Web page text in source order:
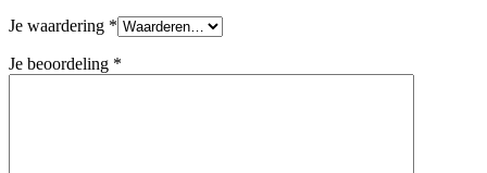
Je waardering *
Je beoordeling *